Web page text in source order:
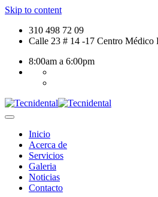
Skip to content
310 498 72 09
Calle 23 # 14 -17 Centro Médico
8:00am a 6:00pm
Inicio
Acerca de
Servicios
Galeria
Noticias
Contacto